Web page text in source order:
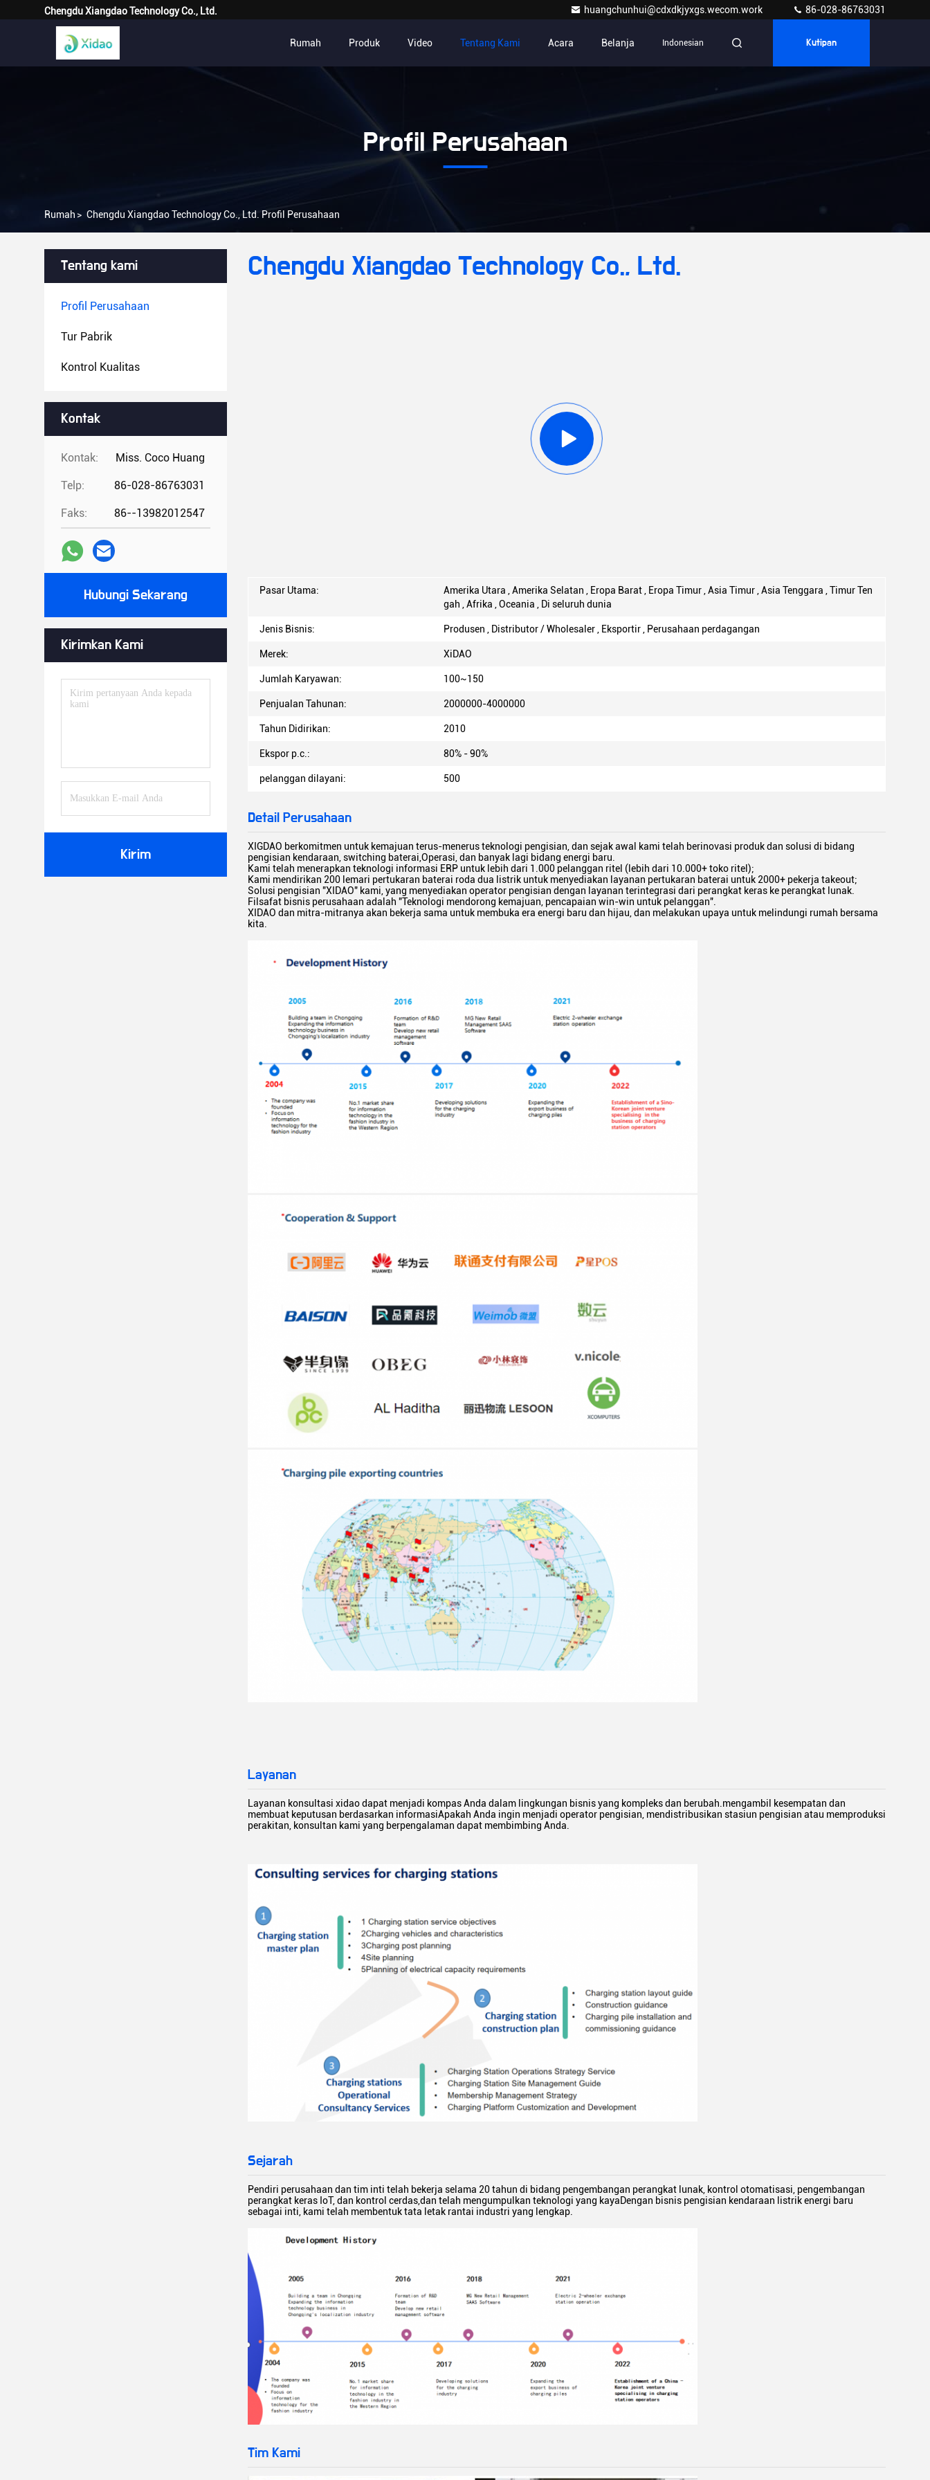
Chengdu Xiangdao Technology Co., Ltd. huangchunhui@cdxdkjyxgs.wecom.work 86-028-86763031
Rumah Produk Video Tentang Kami Acara Belanja Indonesian Kutipan
Profil Perusahaan
Rumah > Chengdu Xiangdao Technology Co., Ltd. Profil Perusahaan
Tentang kami
Profil Perusahaan
Tur Pabrik
Kontrol Kualitas
Kontak
Kontak: Miss. Coco Huang
Telp: 86-028-86763031
Faks: 86--13982012547
Hubungi Sekarang
Kirimkan Kami
Kirim
Chengdu Xiangdao Technology Co., Ltd.
Pasar Utama:
Amerika Utara , Amerika Selatan , Eropa Barat , Eropa Timur , Asia Timur , Asia Tenggara , Timur Ten
gah , Afrika , Oceania , Di seluruh dunia
Jenis Bisnis: Produsen , Distributor / Wholesaler , Eksportir , Perusahaan perdagangan
Merek: XiDAO
Jumlah Karyawan: 100~150
Penjualan Tahunan: 2000000-4000000
Tahun Didirikan: 2010
Ekspor p.c.: 80% - 90%
pelanggan dilayani: 500
Detail Perusahaan
XIGDAO berkomitmen untuk kemajuan terus-menerus teknologi pengisian, dan sejak awal kami telah berinovasi produk dan solusi di bidang
pengisian kendaraan, switching baterai,Operasi, dan banyak lagi bidang energi baru.
Kami telah menerapkan teknologi informasi ERP untuk lebih dari 1.000 pelanggan ritel (lebih dari 10.000+ toko ritel);
Kami mendirikan 200 lemari pertukaran baterai roda dua listrik untuk menyediakan layanan pertukaran baterai untuk 2000+ pekerja takeout;
Solusi pengisian "XIDAO" kami, yang menyediakan operator pengisian dengan layanan terintegrasi dari perangkat keras ke perangkat lunak.
Filsafat bisnis perusahaan adalah "Teknologi mendorong kemajuan, pencapaian win-win untuk pelanggan".
XIDAO dan mitra-mitranya akan bekerja sama untuk membuka era energi baru dan hijau, dan melakukan upaya untuk melindungi rumah bersama
kita.
Layanan
Layanan konsultasi xidao dapat menjadi kompas Anda dalam lingkungan bisnis yang kompleks dan berubah.mengambil kesempatan dan
membuat keputusan berdasarkan informasiApakah Anda ingin menjadi operator pengisian, mendistribusikan stasiun pengisian atau memproduksi
perakitan, konsultan kami yang berpengalaman dapat membimbing Anda.
Sejarah
Pendiri perusahaan dan tim inti telah bekerja selama 20 tahun di bidang pengembangan perangkat lunak, kontrol otomatisasi, pengembangan
perangkat keras IoT, dan kontrol cerdas,dan telah mengumpulkan teknologi yang kayaDengan bisnis pengisian kendaraan listrik energi baru
sebagai inti, kami telah membentuk tata letak rantai industri yang lengkap.
Tim Kami